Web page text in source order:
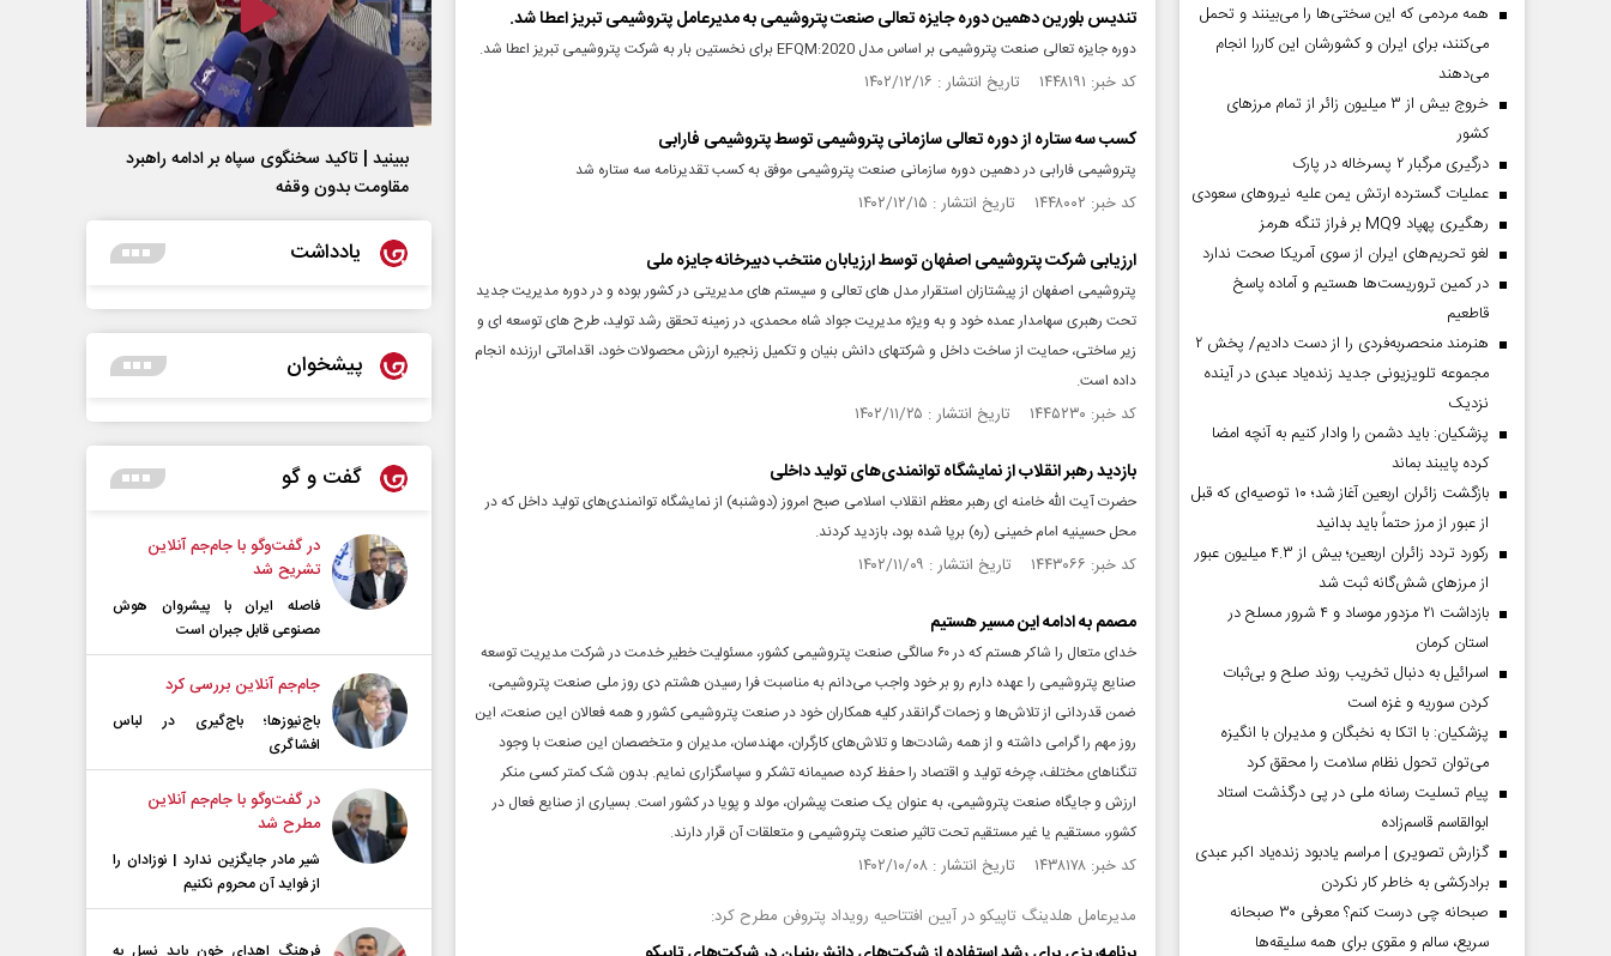
تندیس بلورین دهمین دوره جایزه تعالی صنعت پتروشیمی به مدیرعامل پتروشیمی تبریز اعطا شد.
دوره جایزه تعالی صنعت پتروشیمی بر اساس مدل EFQM:2020 برای نخستین بار به شرکت پتروشیمی تبریز اعطا شد.
کد خبر: ۱۴۴۸۱۹۱ تاریخ انتشار : ۱۴۰۲/۱۲/۱۶
کسب سه ستاره از دوره تعالی سازمانی پتروشیمی توسط پتروشیمی فارابی
پتروشیمی فارابی در دهمین دوره سازمانی صنعت پتروشیمی موفق به کسب تقدیرنامه سه ستاره شد
کد خبر: ۱۴۴۸۰۰۲ تاریخ انتشار : ۱۴۰۲/۱۲/۱۵
ارزیابی شرکت پتروشیمی اصفهان توسط ارزیابان منتخب دبیرخانه جایزه ملی
پتروشیمی اصفهان از پیشتازان استقرار مدل های تعالی و سیستم های مدیریتی در کشور بوده و در دوره مدیریت جدید
تحت رهبری سهامدار عمده خود و به ویژه مدیریت جواد شاه محمدی، در زمینه تحقق رشد تولید، طرح های توسعه ای و
زیر ساختی، حمایت از ساخت داخل و شرکتهای دانش بنیان و تکمیل زنجیره ارزش محصولات خود، اقداماتی ارزنده انجام
داده است.
کد خبر: ۱۴۴۵۲۳۰ تاریخ انتشار : ۱۴۰۲/۱۱/۲۵
بازدید رهبر انقلاب از نمایشگاه توانمندی‌های تولید داخلی
حضرت آیت‌ الله خامنه‌ ای رهبر معظم انقلاب اسلامی صبح امروز (دوشنبه) از نمایشگاه توانمندی‌های تولید داخل که در
محل حسینیه امام خمینی (ره) برپا شده بود، بازدید کردند.
کد خبر: ۱۴۴۳۰۶۶ تاریخ انتشار : ۱۴۰۲/۱۱/۰۹
مصمم به ادامه این مسیر هستیم
خدای متعال را شاکر هستم که در ۶۰ سالگی صنعت پتروشیمی کشور، مسئولیت خطیر خدمت در شرکت مدیریت توسعه
صنایع پتروشیمی را عهده دارم رو بر خود واجب می‌دانم به مناسبت فرا رسیدن هشتم دی روز ملی صنعت پتروشیمی،
ضمن قدردانی از تلاش‌ها و زحمات گرانقدر کلیه همکاران خود در صنعت پتروشیمی کشور و همه فعالان این صنعت، این
روز مهم را گرامی داشته و از همه رشادت‌ها و تلاش‌های کارگران، مهندسان، مدیران و متخصصان این صنعت با وجود
تنگنا‌های مختلف، چرخه تولید و اقتصاد را حفظ کرده صمیمانه تشکر و سپاسگزاری نمایم. بدون شک کمتر کسی منکر
ارزش و جایگاه صنعت پتروشیمی، به عنوان یک صنعت پیشران، مولد و پویا در کشور است. بسیاری از صنایع فعال در
کشور، مستقیم یا غیر مستقیم تحت تاثیر صنعت پتروشیمی و متعلقات آن قرار دارند.
کد خبر: ۱۴۳۸۱۷۸ تاریخ انتشار : ۱۴۰۲/۱۰/۰۸
مدیرعامل هلدینگ تاپیکو در آیین افتتاحیه رویداد پتروفن مطرح کرد:
همه مردمی که این سختی‌ها را می‌بینند و تحمل
می‌کنند، برای ایران و کشورشان این کاررا انجام
می‌دهند
خروج بیش از ۳ میلیون زائر از تمام مرز‌های
کشور
درگیری مرگبار ۲ پسرخاله در پارک
عملیات گسترده ارتش یمن علیه نیروهای سعودی
رهگیری پهپاد MQ9 بر فراز تنگه هرمز
لغو تحریم‌های ایران از سوی آمریکا صحت ندارد
در کمین تروریست‌ها هستیم و آماده پاسخ
قاطعیم
هنرمند منحصر‌به‌فردی را از دست دادیم/ پخش ۲
مجموعه تلویزیونی جدید زنده‌یاد عبدی در آینده
نزدیک
پزشکیان: باید دشمن را وادار کنیم به آنچه امضا
کرده پایبند بماند
بازگشت زائران اربعین آغاز شد؛ ۱۰ توصیه‌ای که قبل
از عبور از مرز حتماً باید بدانید
رکورد تردد زائران اربعین؛ بیش از ۴.۳ میلیون عبور
از مرزهای شش‌گانه ثبت شد
بازداشت ۲۱ مزدور موساد و ۴ شرور مسلح در
استان کرمان
اسرائیل به دنبال تخریب روند صلح و بی‌ثبات
کردن سوریه و غزه است
پزشکیان: با اتکا به نخبگان و مدیران با انگیزه
می‌توان تحول نظام سلامت را محقق کرد
پیام تسلیت رسانه ملی در پی درگذشت استاد
ابوالقاسم قاسم‌زاده
گزارش تصویری | مراسم یادبود زنده‌یاد اکبر عبدی
برادرکشی به خاطر کار نکردن
صبحانه چی درست کنم؟ معرفی ۳۰ صبحانه
سریع، سالم و مقوی برای همه سلیقه‌ها
ببینید | تاکید سخنگوی سپاه بر ادامه راهبرد
مقاومت بدون وقفه
یادداشت
پیشخوان
گفت و گو
در گفت‌و‌گو با جام‌جم آنلاین
تشریح شد
فاصله ایران با پیشرو‌ان هوش
مصنوعی قابل جبران است
جام‌جم آنلاین بررسی کرد
باج‌نیوزها؛ باج‌گیری در لباس
افشاگری
در گفت‌و‌گو با جام‌جم آنلاین
مطرح شد
شیر مادر جایگزین ندارد | نوزادان را
از فواید آن محروم نکنیم
فرهنگ اهدای خون باید نسل به